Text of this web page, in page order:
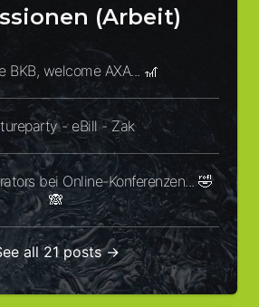
(Arbeit)
BKB, welcome AXA... 🎢
- eBill - Zak
bei Online-Konferenzen... 🤣
🙈
all 21 posts →